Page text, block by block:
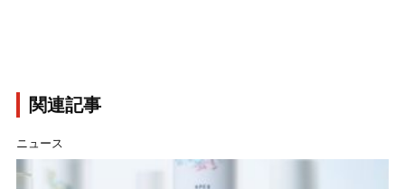
関連記事
ニュース